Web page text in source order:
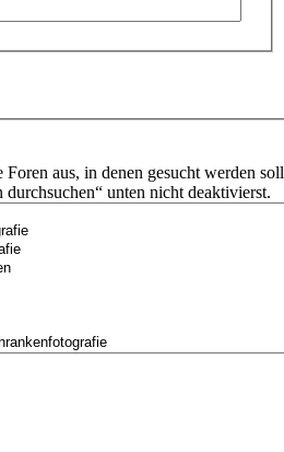
Foren aus, in denen gesucht werden
unten nicht deaktivierst.